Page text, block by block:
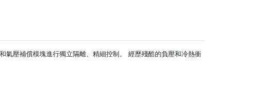
氣壓補償模塊進行獨立隔離、精細控制。 經歷殘酷的負壓和冷熱衝